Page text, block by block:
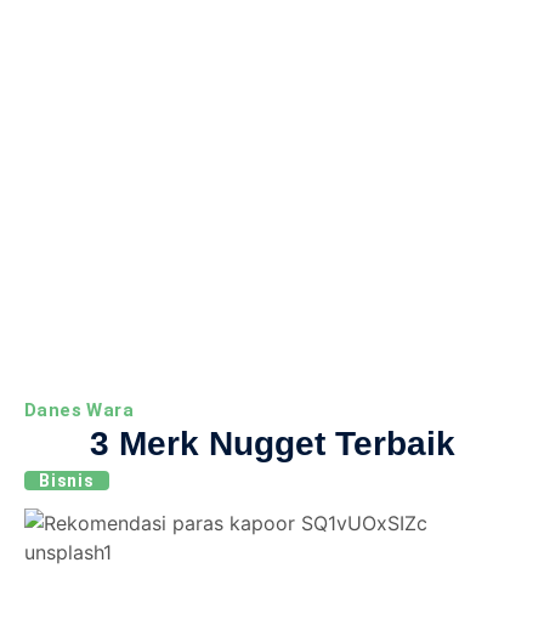
Danes Wara
3 Merk Nugget Terbaik
Bisnis